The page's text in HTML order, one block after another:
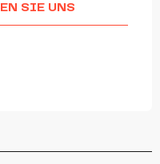
SIE UNS